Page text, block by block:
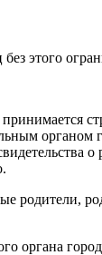
этого
органом
родители,